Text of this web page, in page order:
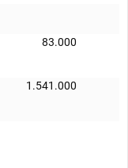
83.000
1.541.000